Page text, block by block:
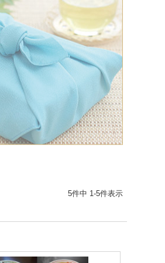
5件中 1 -5件表示